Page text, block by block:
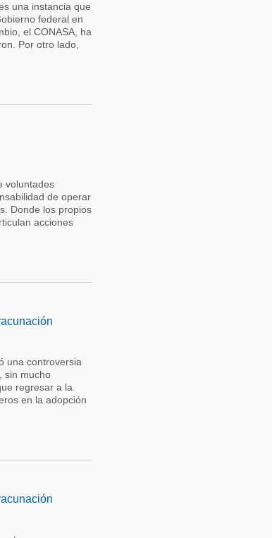
una instancia que
federal en
el CONASA, ha
Por otro lado,
voluntades
de operar
Donde los propios
acciones
una controversia
sin mucho
regresar a la
en la adopción